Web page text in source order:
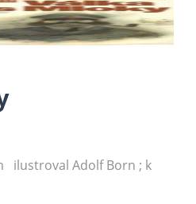
ilustroval Adolf Born ; k